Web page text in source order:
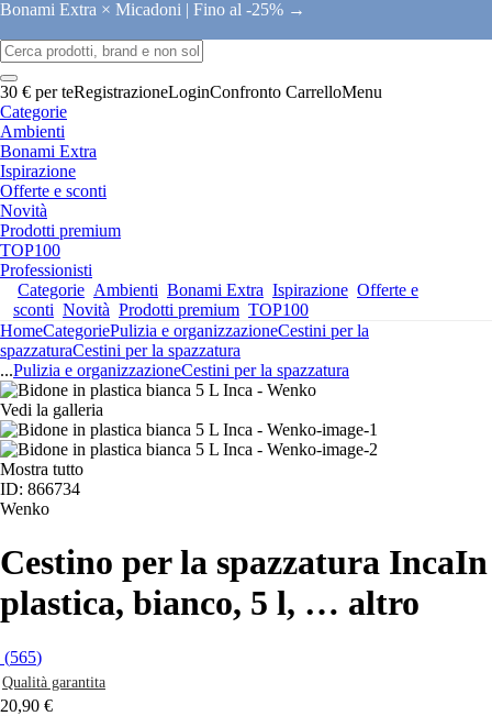
Bonami Extra × Micadoni | Fino al -25% →
30 € per teRegistrazioneLoginConfronto CarrelloMenu
Categorie
Ambienti
Bonami Extra
Ispirazione
Offerte e sconti
Novità
Prodotti premium
TOP100
Professionisti
Categorie Ambienti Bonami Extra Ispirazione Offerte e
sconti Novità Prodotti premium TOP100
HomeCategoriePulizia e organizzazioneCestini per la
spazzaturaCestini per la spazzatura
...Pulizia e organizzazioneCestini per la spazzatura
Vedi la galleria
Mostra tutto
ID: 866734
Wenko
Cestino per la spazzatura IncaIn
plastica, bianco, 5 l, … altro
(565)
Qualità garantita
20,90 €